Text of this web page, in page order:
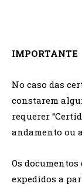
IMPORTANTE
No caso das
constarem
requerer
andamento ou
Os
expedidos a